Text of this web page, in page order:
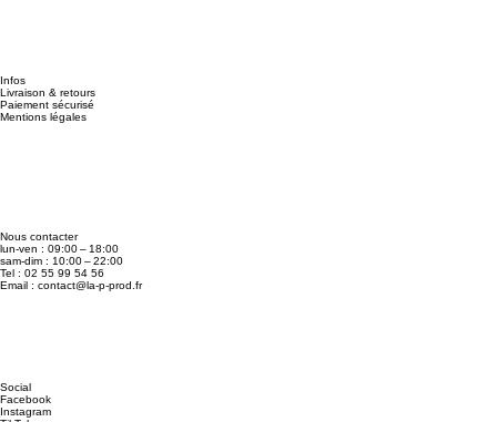
Social
Facebook
Instagram
Infos
Livraison & retours
Paiement sécurisé
Mentions légales
Nous contacter
lun-ven : 09:00 – 18:00
sam-dim : 10:00 – 22:00
Tel : 02 55 99 54 56
Email : contact@la-p-prod.fr